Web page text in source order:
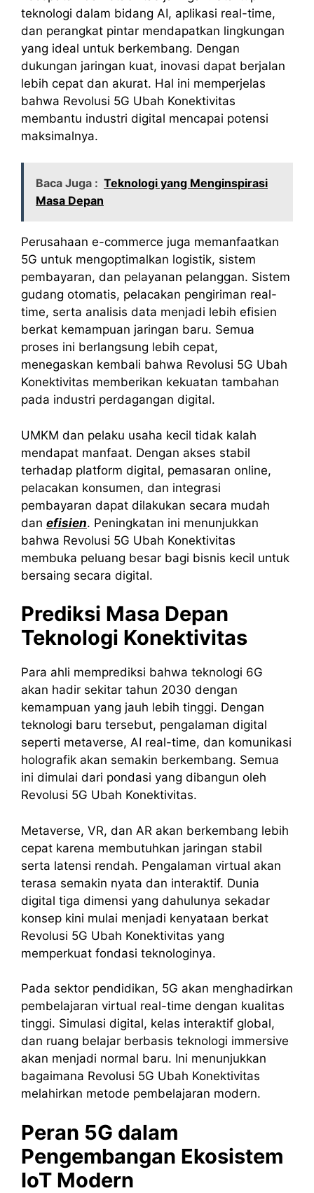
teknologi dalam bidang AI, aplikasi real-time,
dan perangkat pintar mendapatkan lingkungan
yang ideal untuk berkembang. Dengan
dukungan jaringan kuat, inovasi dapat berjalan
lebih cepat dan akurat. Hal ini memperjelas
bahwa Revolusi 5G Ubah Konektivitas
membantu industri digital mencapai potensi
maksimalnya.
Baca Juga : Teknologi yang Menginspirasi
Masa Depan
Perusahaan e-commerce juga memanfaatkan
5G untuk mengoptimalkan logistik, sistem
pembayaran, dan pelayanan pelanggan. Sistem
gudang otomatis, pelacakan pengiriman real-
time, serta analisis data menjadi lebih efisien
berkat kemampuan jaringan baru. Semua
proses ini berlangsung lebih cepat,
menegaskan kembali bahwa Revolusi 5G Ubah
Konektivitas memberikan kekuatan tambahan
pada industri perdagangan digital.
UMKM dan pelaku usaha kecil tidak kalah
mendapat manfaat. Dengan akses stabil
terhadap platform digital, pemasaran online,
pelacakan konsumen, dan integrasi
pembayaran dapat dilakukan secara mudah
dan efisien. Peningkatan ini menunjukkan
bahwa Revolusi 5G Ubah Konektivitas
membuka peluang besar bagi bisnis kecil untuk
bersaing secara digital.
Prediksi Masa Depan
Teknologi Konektivitas
Para ahli memprediksi bahwa teknologi 6G
akan hadir sekitar tahun 2030 dengan
kemampuan yang jauh lebih tinggi. Dengan
teknologi baru tersebut, pengalaman digital
seperti metaverse, AI real-time, dan komunikasi
holografik akan semakin berkembang. Semua
ini dimulai dari pondasi yang dibangun oleh
Revolusi 5G Ubah Konektivitas.
Metaverse, VR, dan AR akan berkembang lebih
cepat karena membutuhkan jaringan stabil
serta latensi rendah. Pengalaman virtual akan
terasa semakin nyata dan interaktif. Dunia
digital tiga dimensi yang dahulunya sekadar
konsep kini mulai menjadi kenyataan berkat
Revolusi 5G Ubah Konektivitas yang
memperkuat fondasi teknologinya.
Pada sektor pendidikan, 5G akan menghadirkan
pembelajaran virtual real-time dengan kualitas
tinggi. Simulasi digital, kelas interaktif global,
dan ruang belajar berbasis teknologi immersive
akan menjadi normal baru. Ini menunjukkan
bagaimana Revolusi 5G Ubah Konektivitas
melahirkan metode pembelajaran modern.
Peran 5G dalam
Pengembangan Ekosistem
IoT Modern